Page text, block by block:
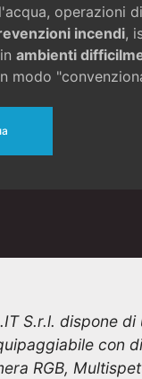
operazioni di
incendi,
in ambienti
modo
S.r.l. dispone di
con
RGB,